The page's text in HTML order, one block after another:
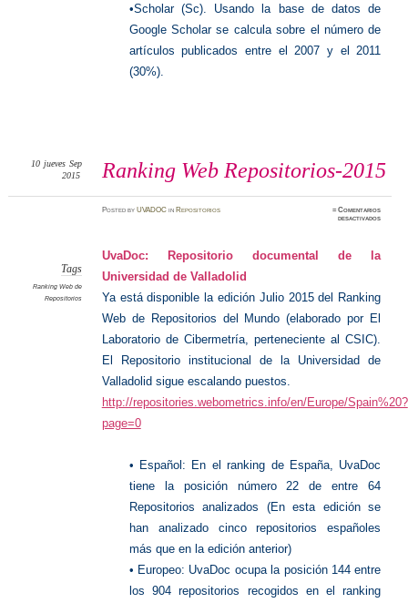
•Scholar (Sc). Usando la base de datos de
Google Scholar se calcula sobre el número de
artículos publicados entre el 2007 y el 2011
(30%).
Ranking Web Repositorios-2015
10 jueves Sep
2015
PostedbyUVADOC in Repositorios ≈Comentarios
desactivadosen
Tags
Ranking Web de
Repositorios
UvaDoc: Repositorio documental de la
Universidad de Valladolid
Ya está disponible la edición Julio 2015 del Ranking
Web de Repositorios del Mundo (elaborado por El
Laboratorio de Cibermetría, perteneciente al CSIC).
El Repositorio institucional de la Universidad de
Valladolid sigue escalando puestos.
http://repositories.webometrics.info/en/Europe/Spain%20?
page=0
• Español: En el ranking de España, UvaDoc
tiene la posición número 22 de entre 64
Repositorios analizados (En esta edición se
han analizado cinco repositorios españoles
más que en la edición anterior)
• Europeo: UvaDoc ocupa la posición 144 entre
los 904 repositorios recogidos en el ranking